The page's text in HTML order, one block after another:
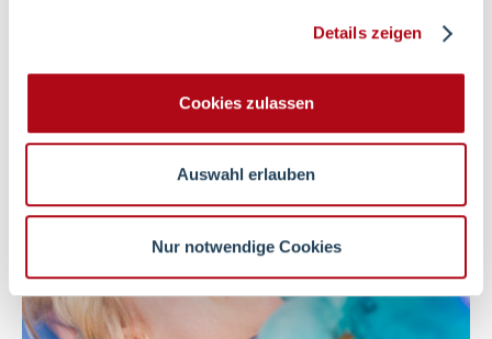
Details zeigen
Cookies zulassen
Auswahl erlauben
Nur notwendige Cookies